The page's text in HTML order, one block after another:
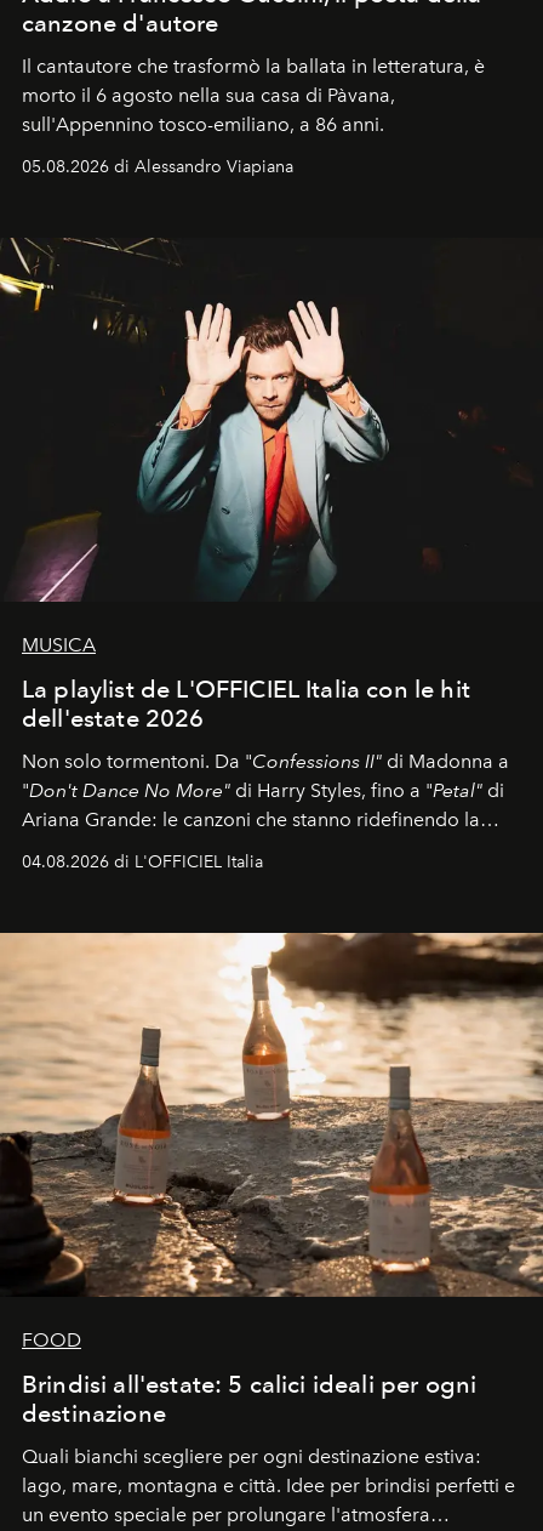
canzone d'autore
Il cantautore che trasformò la ballata in letteratura, è
morto il 6 agosto nella sua casa di Pàvana,
sull'Appennino tosco-emiliano, a 86 anni.
05.08.2026 di Alessandro Viapiana
MUSICA
La playlist de L'OFFICIEL Italia con le hit
dell'estate 2026
Non solo tormentoni. Da "Confessions II" di Madonna a
"Don't Dance No More" di Harry Styles, fino a "Petal" di
Ariana Grande: le canzoni che stanno ridefinendo la
colonna sonora della stagione.
04.08.2026 di L'OFFICIEL Italia
FOOD
Brindisi all'estate: 5 calici ideali per ogni
destinazione
Quali bianchi scegliere per ogni destinazione estiva:
lago, mare, montagna e città. Idee per brindisi perfetti e
un evento speciale per prolungare l'atmosfera